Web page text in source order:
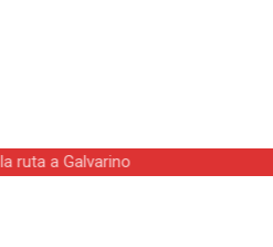
ruta a Galvarino